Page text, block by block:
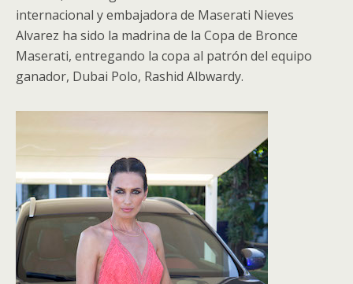
internacional y embajadora de Maserati Nieves
Alvarez ha sido la madrina de la Copa de Bronce
Maserati, entregando la copa al patrón del equipo
ganador, Dubai Polo, Rashid Albwardy.